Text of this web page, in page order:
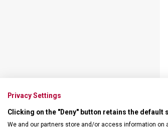
Privacy Settings
Clicking on the "Deny" button retains the
We and our partners store and/or access information